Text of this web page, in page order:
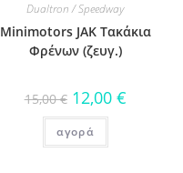
Dualtron / Speedway
Minimotors JAK Τακάκια
Φρένων (ζευγ.)
15,00€ 12,00 €
αγορά